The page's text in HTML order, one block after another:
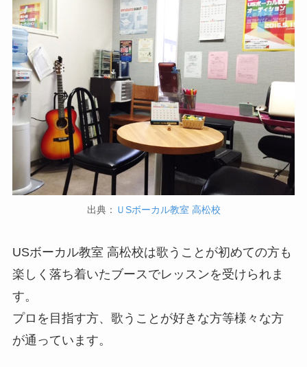
出典： ＵSボーカル教室 高松校
USボーカル教室 高松校は歌うことが初めての方も
楽しく落ち着いたブースでレッスンを受けられま
す。
プロを目指す方、歌うことが好きな方等様々な方
が通っています。